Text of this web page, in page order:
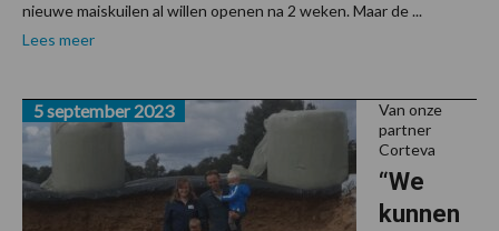
nieuwe maiskuilen al willen openen na 2 weken. Maar de ...
Lees meer
Van onze
partner
Corteva
“We
kunnen
5 september 2023